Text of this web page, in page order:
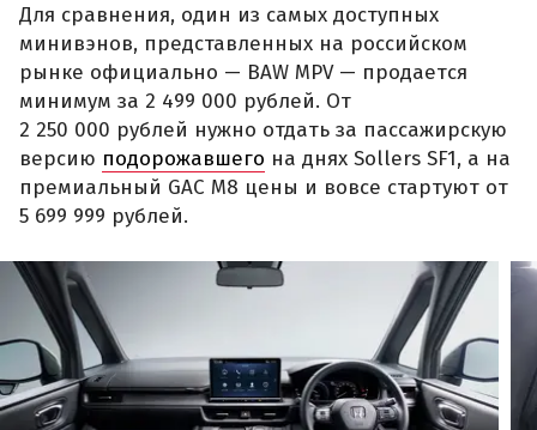
Для сравнения, один из самых доступных
минивэнов, представленных на российском
рынке официально — BAW MPV — продается
минимум за 2 499 000 рублей. От
2 250 000 рублей нужно отдать за пассажирскую
версию подорожавшего на днях Sollers SF1, а на
премиальный GAC M8 цены и вовсе стартуют от
5 699 999 рублей.